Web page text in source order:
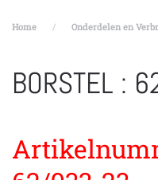
Home Onderdelen en
BORSTEL :